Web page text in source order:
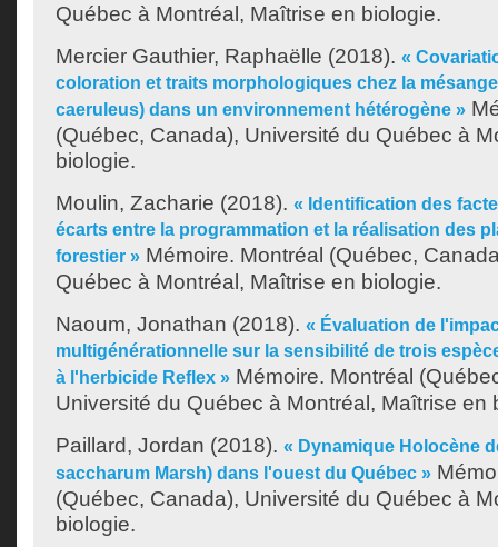
Québec à Montréal, Maîtrise en biologie.
Mercier Gauthier, Raphaëlle (2018). «
coloration et traits morphologiques chez la
caeruleus) dans un environnement hétérogène »
(Québec, Canada), Université du Québec à
biologie.
Moulin, Zacharie (2018). « Identification des
écarts entre la programmation et la réalisation des
forestier » Mémoire. Montréal (Québec,
Québec à Montréal, Maîtrise en biologie.
Naoum, Jonathan (2018). « Évaluation de
multigénérationnelle sur la sensibilité de trois
à l'herbicide Reflex » Mémoire. Montréal
Université du Québec à Montréal, Maîtrise en
Paillard, Jordan (2018). « Dynamique Holocène
saccharum Marsh) dans l'ouest du Québec »
(Québec, Canada), Université du Québec à
biologie.